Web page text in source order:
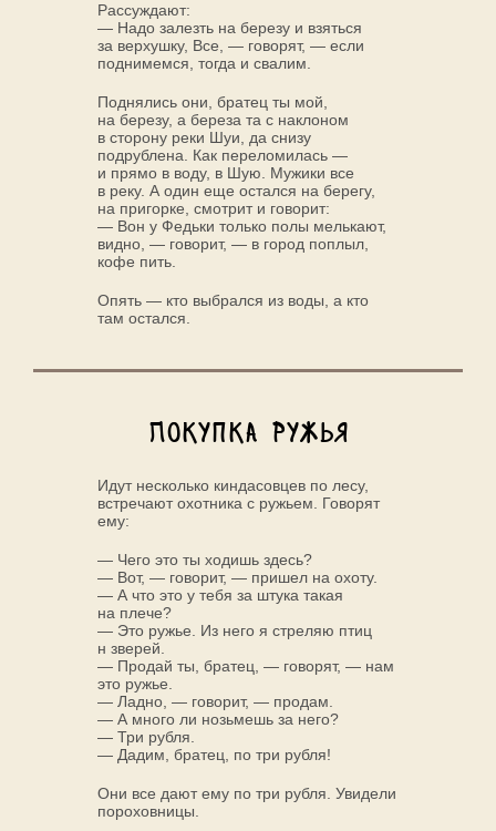
Рассуждают:
— Надо залезть на березу и взяться
за верхушку, Все, — говорят, — если
поднимемся, тогда и свалим.
Поднялись они, братец ты мой,
на березу, а береза та с наклоном
в сторону реки Шуи, да снизу
подрублена. Как переломилась —
и прямо в воду, в Шую. Мужики все
в реку. А один еще остался на берегу,
на пригорке, смотрит и говорит:
— Вон у Федьки только полы мелькают,
видно, — говорит, — в город поплыл,
кофе пить.
Опять — кто выбрался из воды, а кто
там остался.
Покупка ружья
Идут несколько киндасовцев по лесу,
встречают охотника с ружьем. Говорят
ему:
— Чего это ты ходишь здесь?
— Вот, — говорит, — пришел на охоту.
— А что это у тебя за штука такая
на плече?
— Это ружье. Из него я стреляю птиц
н зверей.
— Продай ты, братец, — говорят, — нам
это ружье.
— Ладно, — говорит, — продам.
— А много ли нозьмешь за него?
— Три рубля.
— Дадим, братец, по три рубля!
Они все дают ему по три рубля. Увидели
пороховницы.